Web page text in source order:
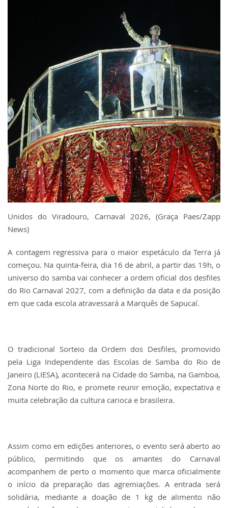
Unidos do Viradouro, Carnaval 2026, (Graça Paes/Zapp
News)
A contagem regressiva para o maior espetáculo da Terra já
começou. Na quinta-feira, dia 16 de abril, a partir das 19h, o
universo do samba vai conhecer a ordem oficial dos desfiles
do Rio Carnaval 2027, com a definição da data e da posição
em que cada escola atravessará a Marquês de Sapucaí.
O tradicional Sorteio da Ordem dos Desfiles, promovido
pela Liga Independente das Escolas de Samba do Rio de
Janeiro (LIESA), acontecerá na Cidade do Samba, na Gamboa,
Zona Norte do Rio, e promete reunir emoção, expectativa e
muita celebração da cultura carioca e brasileira.
Assim como em edições anteriores, o evento será aberto ao
público, permitindo que os amantes do Carnaval
acompanhem de perto o momento que marca oficialmente
o início da preparação das agremiações. A entrada será
solidária, mediante a doação de 1 kg de alimento não